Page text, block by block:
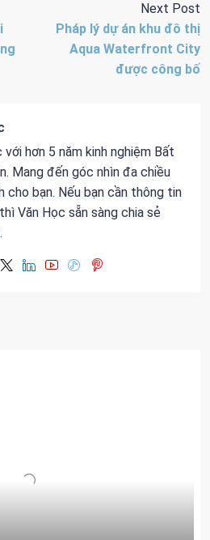
Next Post
Pháp lý dự án khu đô thị
Aqua Waterfront City
được công bố
với hơn 5 năm kinh nghiệm Bất
Mang đến góc nhìn đa chiều
cho bạn. Nếu bạn cần thông tin
Văn Học sẵn sàng chia sẻ